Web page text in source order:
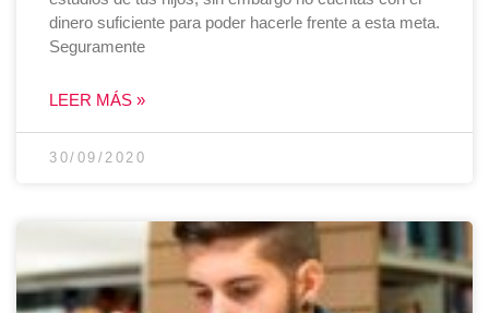
dinero suficiente para poder hacerle frente a esta meta.
Seguramente
LEER MÁS »
30/09/2020